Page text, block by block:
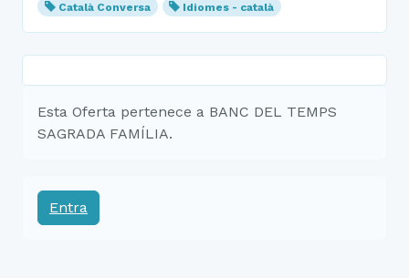
Català Conversa Idiomes - català
Esta Oferta pertenece a BANC DEL TEMPS
SAGRADA FAMÍLIA.
Entra